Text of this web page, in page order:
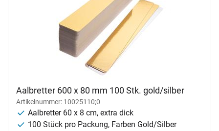
Aalbretter 600 x 80 mm 100 Stk. gold/silber
Artikelnummer: 10025110;0
Aalbretter 60 x 8 cm, extra dick
100 Stück pro Packung, Farben Gold/Silber